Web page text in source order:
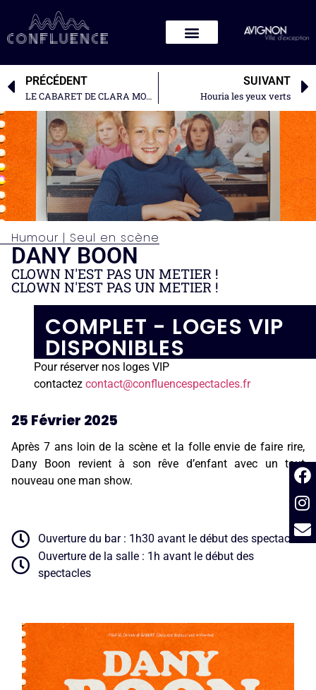
PRÉCÉDENT
LE CABARET DE CLARA MORGANE
SUIVANT
Houria les yeux verts
Humour | Seul en scène
DANY BOON
CLOWN N'EST PAS UN METIER !
CLOWN N'EST PAS UN METIER !
COMPLET - LOGES VIP
DISPONIBLES
Pour réserver nos loges VIP
contactez contact@confluencespectacles.fr
25 Février 2025
Après 7 ans loin de la scène et la folle envie de faire rire,
Dany Boon revient à son rêve d’enfant avec un tout
nouveau one man show.
Ouverture du bar : 1h30 avant le début des spectacles
Ouverture de la salle : 1h avant le début des
spectacles